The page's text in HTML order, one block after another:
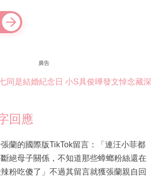
廣告
同是結婚紀念日 小S具俊曄發文悼念藏深
回應
蘭的國際版TikTok留言：「連汪小菲都
絕母子關係，不知道那些蟑螂粉絲還在
粉吃傻了」不過其留言就獲張蘭親自回